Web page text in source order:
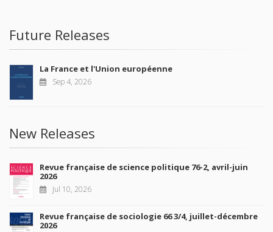
Future Releases
La France et l'Union européenne
Sep 4, 2026
New Releases
Revue française de science politique 76-2, avril-juin
2026
Jul 10, 2026
Revue française de sociologie 66 3/4, juillet-décembre
2026